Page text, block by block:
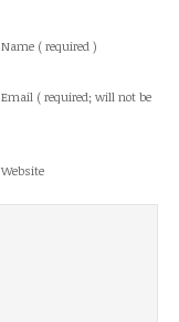
Name ( required )
Email ( required; will not be
Website